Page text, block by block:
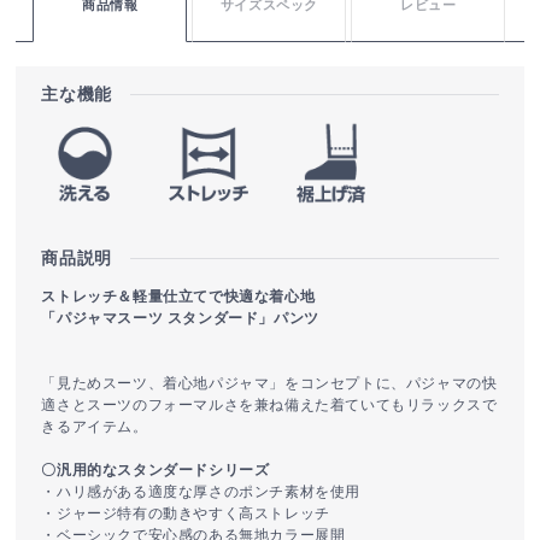
商品情報 サイズスペック レビュー
主な機能
商品説明
ストレッチ＆軽量仕立てで快適な着心地
「パジャマスーツ スタンダード」パンツ
「見ためスーツ、着心地パジャマ」をコンセプトに、パジャマの快
適さとスーツのフォーマルさを兼ね備えた着ていてもリラックスで
きるアイテム。
〇汎用的なスタンダードシリーズ
・ハリ感がある適度な厚さのポンチ素材を使用
・ジャージ特有の動きやすく高ストレッチ
・ベーシックで安心感のある無地カラー展開